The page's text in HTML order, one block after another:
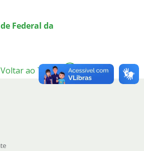
Federal da
Voltar ao Topo